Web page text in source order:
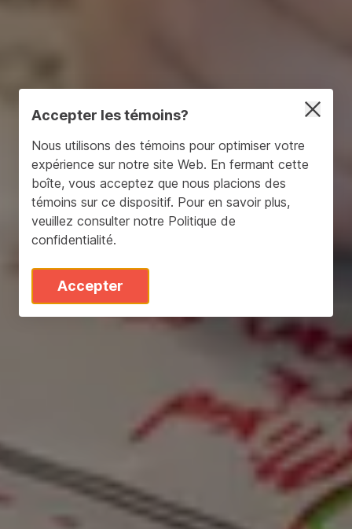
Accepter les témoins?
Nous utilisons des témoins pour optimiser votre
expérience sur notre site Web. En fermant cette
boîte, vous acceptez que nous placions des
témoins sur ce dispositif. Pour en savoir plus,
veuillez consulter notre Politique de
confidentialité.
Accepter